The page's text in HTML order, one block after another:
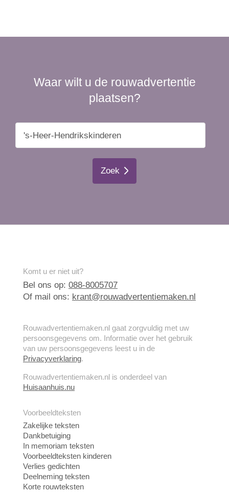
Waar wilt u de rouwadvertentie
plaatsen?
Zoek
Komt u er niet uit?
Bel ons op: 088-8005707
Of mail ons: krant@rouwadvertentiemaken.nl
Rouwadvertentiemaken.nl gaat zorgvuldig met uw
persoonsgegevens om. Informatie over het gebruik
van uw persoonsgegevens leest u in de
Privacyverklaring.
Rouwadvertentiemaken.nl is onderdeel van
Huisaanhuis.nu
Voorbeeldteksten
Zakelijke teksten
Dankbetuiging
In memoriam teksten
Voorbeeldteksten kinderen
Verlies gedichten
Deelneming teksten
Korte rouwteksten